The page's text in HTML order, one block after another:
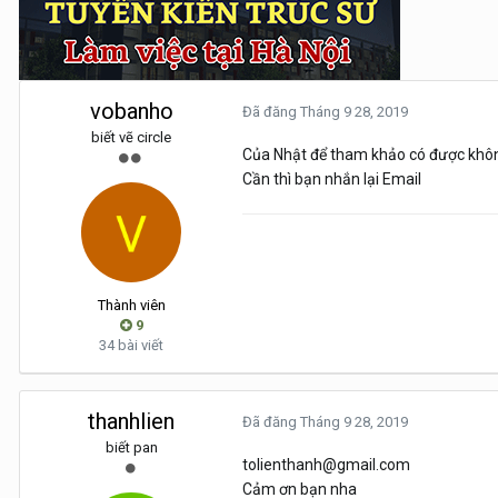
vobanho
biết vẽ circle
Thành viên
9
34 bài viết
Đã đăng Tháng 9 28, 2019
Của Nhật để tham khảo có được
Cần thì bạn nhắn lại Email
thanhlien
biết pan
Đã đăng Tháng 9 28, 2019
tolienthanh@gmail.com
Cảm ơn bạn nha